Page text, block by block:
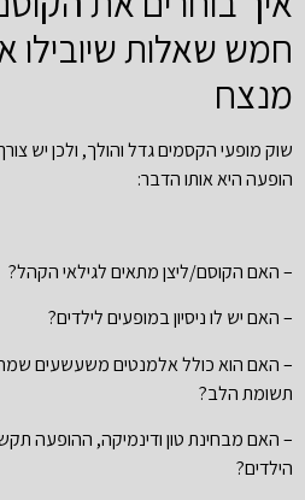
חמש שאלות שיובילו
מנצח
שוק מופעי הקסמים גדל והולך, ולכן יש
הופעה היא אותו הדבר:
– האם הקוסם/ליצן מתאים לגילאי הקהל?
– האם יש לו ניסיון במופעים לילדים?
– האם הוא כולל אלמנטים משעשעים
תשומת הלב?
– האם מבחינת טון ודינמיקה, ההופעה
הילדים?